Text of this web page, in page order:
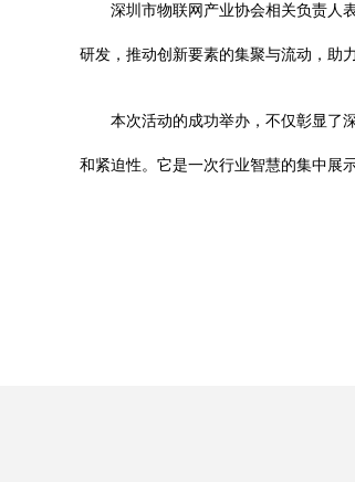
深圳市物联网产业协会相关负责人
研发，推动创新要素的集聚与流动，助
本次活动的成功举办，不仅彰显了
和紧迫性。它是一次行业智慧的集中展